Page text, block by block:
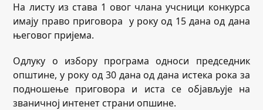
На листу из става 1 овог члана учсници конкурса
имају право приговора у року од 15 дана од дана
његовог пријема.
Одлуку о избору програма односи председник
општине, у року од 30 дана од дана истека рока за
подношење приговора и иста се објављује на
званичној интенет страни опшине.